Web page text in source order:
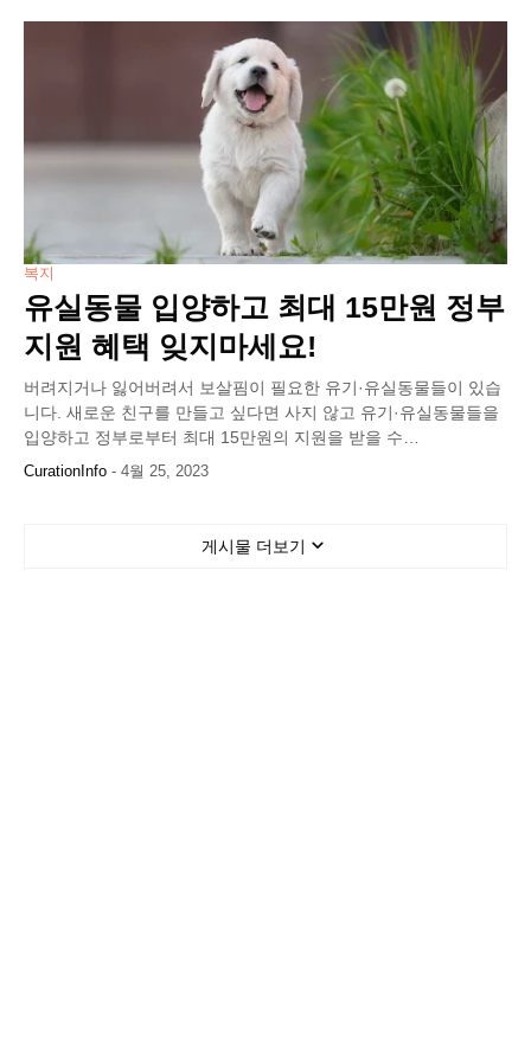
복지
유실동물 입양하고 최대 15만원 정부
지원 혜택 잊지마세요!
버려지거나 잃어버려서 보살핌이 필요한 유기·유실동물들이 있습
니다. 새로운 친구를 만들고 싶다면 사지 않고 유기·유실동물들을
입양하고 정부로부터 최대 15만원의 지원을 받을 수…
CurationInfo - 4월 25, 2023
게시물 더보기